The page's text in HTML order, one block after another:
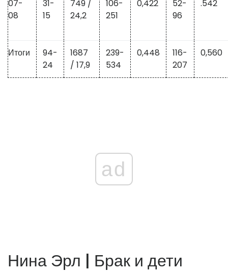
07-
08
31-
15
749 /
24,2
106-
251
0,422
52-
96
.542
Итоги
94-
24
1687
/ 17,9
239-
534
0,448
116-
207
0,560
ad
Нина Эрл | Брак и дети